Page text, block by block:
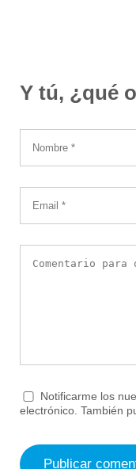
Y tú, ¿qué
Notificarme los
electrónico. También